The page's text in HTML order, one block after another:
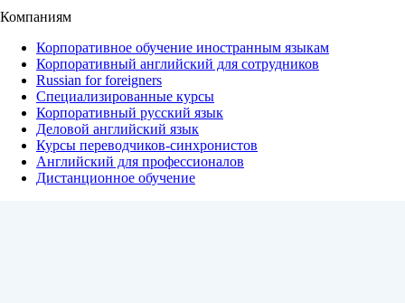
Компаниям
Корпоративное обучение иностранным языкам
Корпоративный английский для сотрудников
Russian for foreigners
Специализированные курсы
Корпоративный русский язык
Деловой английский язык
Курсы переводчиков-синхронистов
Английский для профессионалов
Дистанционное обучение